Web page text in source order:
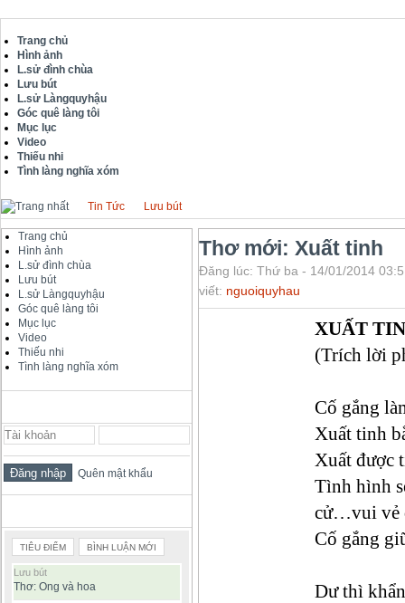
Trang chủ
Hình ảnh
L.sử đình chùa
Lưu bút
L.sử Làngquyhậu
Góc quê làng tôi
Mục lục
Video
Thiếu nhi
Tình làng nghĩa xóm
Tin Tức Lưu bút
Trang chủ
Hình ảnh
L.sử đình chùa
Lưu bút
L.sử Làngquyhậu
Góc quê làng tôi
Mục lục
Video
Thiếu nhi
Tình làng nghĩa xóm
Quên mật khẩu
TIÊU ĐIỂM BÌNH LUẬN MỚI
Lưu bút
Thơ: Ong và hoa
Thơ mới: Xuất tinh
Đăng lúc: Thứ ba - 14/01/2014
viết: nguoiquyhau
XUẤT
(Trích lời
Cố gắng
Xuất tinh
Xuất được
Tình hình
cử…vui vẻ
Cố gắng
Dư thì